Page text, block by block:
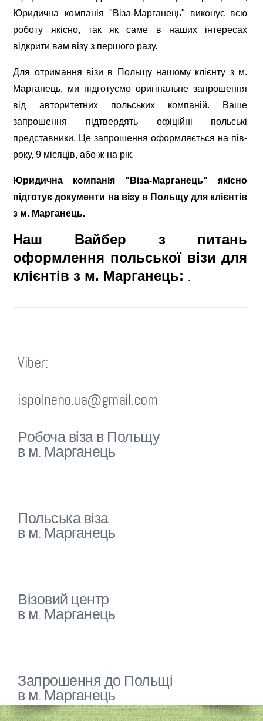
Юридична компанія "Віза-Марганець" виконує всю
роботу якісно, так як саме в наших інтересах
відкрити вам візу з першого разу.
Для отримання візи в Польщу нашому клієнту з м.
Марганець, ми підготуємо оригінальне запрошення
від авторитетних польських компаній. Ваше
запрошення підтвердять офіційні польські
представники. Це запрошення оформляється на пів-
року, 9 місяців, або ж на рік.
Юридична компанія "Віза-Марганець" якісно
підготує документи на візу в Польщу для клієнтів
з м. Марганець.
Наш Вайбер з питань
оформлення польської візи для
клієнтів з м. Марганець: .
Viber:
ispolneno.ua@gmail.com
Робоча віза в Польщу
в м. Марганець
Польська віза
в м. Марганець
Візовий центр
в м. Марганець
Запрошення до Польщі
в м. Марганець